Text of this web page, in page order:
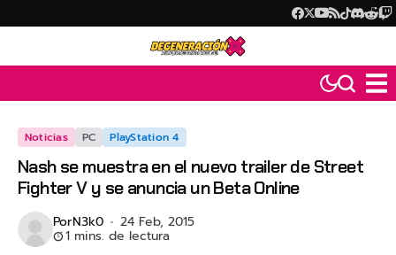
Noticias PC PlayStation 4
Nash se muestra en el nuevo trailer de Street
Fighter V y se anuncia un Beta Online
PorN3k0 24 Feb, 2015
1 mins. de lectura